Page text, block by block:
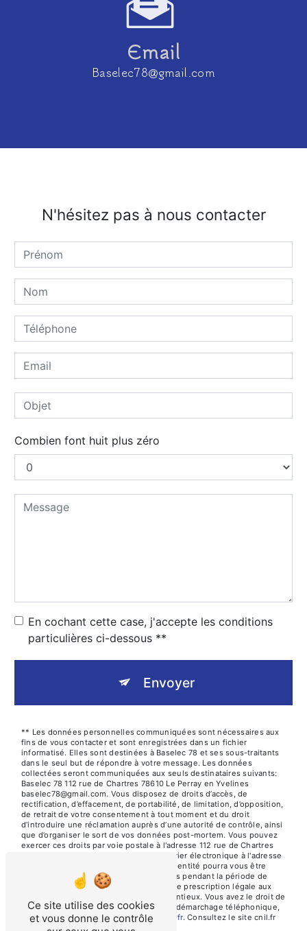
Email
baselec78@gmail.com
N'hésitez pas à nous contacter
Combien font huit plus zéro
En cochant cette case, j'accepte les conditions
particulières ci-dessous **
Envoyer
** Les données personnelles communiquées sont nécessaires aux
fins de vous contacter et sont enregistrées dans un fichier
informatisé. Elles sont destinées à Baselec 78 et ses sous-traitants
dans le seul but de répondre à votre message. Les données
collectées seront communiquées aux seuls destinataires suivants:
Baselec 78 112 rue de Chartres 78610 Le Perray en Yvelines
baselec78@gmail.com. Vous disposez de droits d’accès, de
rectification, d’effacement, de portabilité, de limitation, d’opposition,
de retrait de votre consentement à tout moment et du droit
d’introduire une réclamation auprès d’une autorité de contrôle, ainsi
que d’organiser le sort de vos données post-mortem. Vous pouvez
exercer ces droits par voie postale à l'adresse 112 rue de Chartres
78610 Le Perray en Yvelines ou par courrier électronique à l'adresse
baselec78@gmail.com. Un justificatif d'identité pourra vous être
demandé. Nous conservons vos données pendant la période de
prise de contact puis pendant la durée de prescription légale aux
fins probatoires et de gestion des contentieux. Vous avez le droit de
vous inscrire sur la liste d'opposition au démarchage téléphonique,
disponible à cette adresse: Bloctel.gouv.fr. Consultez le site cnil.fr
pour plus d’informations sur vos droits.
Ce site utilise des cookies
et vous donne le contrôle